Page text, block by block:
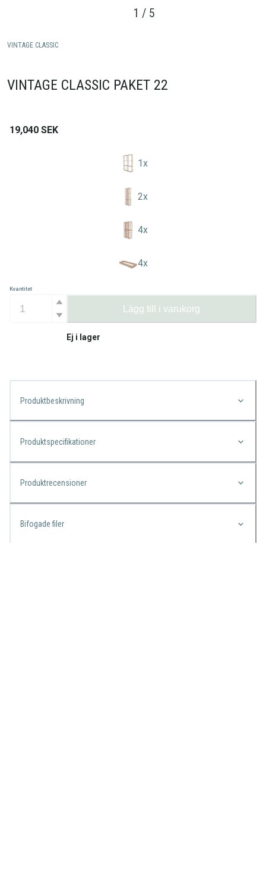
1 / 5
VINTAGE CLASSIC
VINTAGE CLASSIC PAKET 22
19,040 SEK
1x
2x
4x
4x
Kvantitet
Lägg till i varukorg
Ej i lager
Produktbeskrivning
Produktspecifikationer
Produktrecensioner
Bifogade filer